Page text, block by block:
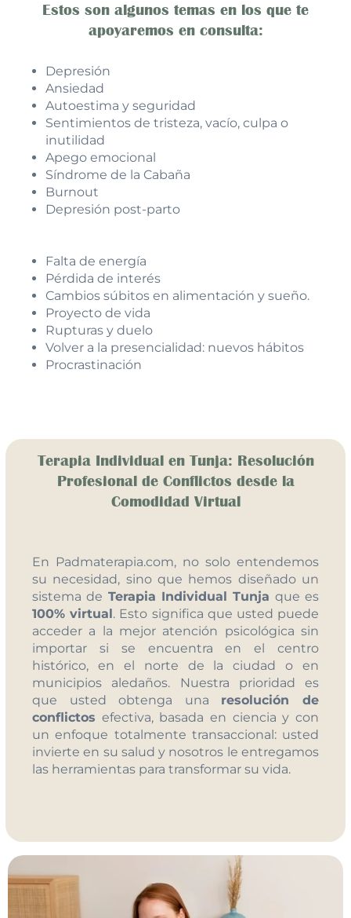
Estos son algunos temas en los que te
apoyaremos en consulta:
Depresión
Ansiedad
Autoestima y seguridad
Sentimientos de tristeza, vacío, culpa o
inutilidad
Apego emocional
Síndrome de la Cabaña
Burnout
Depresión post-parto
Falta de energía
Pérdida de interés
Cambios súbitos en alimentación y sueño.
Proyecto de vida
Rupturas y duelo
Volver a la presencialidad: nuevos hábitos
Procrastinación
Terapia Individual en Tunja: Resolución
Profesional de Conflictos desde la
Comodidad Virtual
En Padmaterapia.com, no solo entendemos
su necesidad, sino que hemos diseñado un
sistema de Terapia Individual Tunja que es
100% virtual. Esto significa que usted puede
acceder a la mejor atención psicológica sin
importar si se encuentra en el centro
histórico, en el norte de la ciudad o en
municipios aledaños. Nuestra prioridad es
que usted obtenga una resolución de
conflictos efectiva, basada en ciencia y con
un enfoque totalmente transaccional: usted
invierte en su salud y nosotros le entregamos
las herramientas para transformar su vida.